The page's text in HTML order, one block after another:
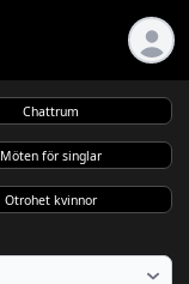
Chattrum
Möten för singlar
Otrohet kvinnor